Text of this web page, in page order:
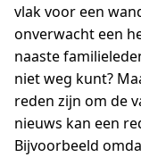
vlak voor een
onverwacht een
naaste
niet weg kunt?
reden zijn om de
nieuws kan een
Bijvoorbeeld